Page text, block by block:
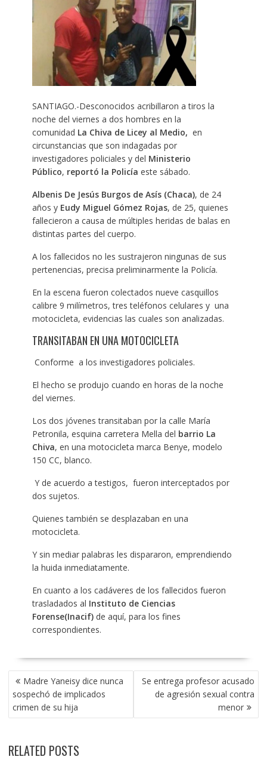
SANTIAGO.-Desconocidos acribillaron a tiros la
noche del viernes a dos hombres en la
comunidad La Chiva de Licey al Medio, en
circunstancias que son indagadas por
investigadores policiales y del Ministerio
Público, reportó la Policía este sábado.
Albenis De Jesús Burgos de Asís (Chaca), de 24
años y Eudy Miguel Gómez Rojas, de 25, quienes
fallecieron a causa de múltiples heridas de balas en
distintas partes del cuerpo.
A los fallecidos no les sustrajeron ningunas de sus
pertenencias, precisa preliminarmente la Policía.
En la escena fueron colectados nueve casquillos
calibre 9 milímetros, tres teléfonos celulares y una
motocicleta, evidencias las cuales son analizadas.
TRANSITABAN EN UNA MOTOCICLETA
Conforme a los investigadores policiales.
El hecho se produjo cuando en horas de la noche
del viernes.
Los dos jóvenes transitaban por la calle María
Petronila, esquina carretera Mella del barrio La
Chiva, en una motocicleta marca Benye, modelo
150 CC, blanco.
Y de acuerdo a testigos, fueron interceptados por
dos sujetos.
Quienes también se desplazaban en una
motocicleta.
Y sin mediar palabras les dispararon, emprendiendo
la huida inmediatamente.
En cuanto a los cadáveres de los fallecidos fueron
trasladados al Instituto de Ciencias
Forense(Inacif)de aquí, para los fines
correspondientes.
POST
NAVIGATION
Madre Yaneisy dice nunca
sospechó de implicados
crimen de su hija
Se entrega profesor acusado
de agresión sexual contra
menor
RELATED POSTS